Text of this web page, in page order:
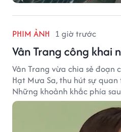
PHIM ẢNH 1 giờ trước
Vân Trang công khai
Vân Trang vừa chia sẻ đoạn
Hạt Mưa Sa, thu hút sự
Những khoảnh khắc phía
cảm đặc biệt mà nữ diễn